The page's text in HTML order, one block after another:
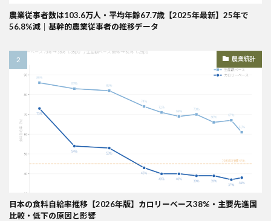
農業従事者数は103.6万人・平均年齢67.7歳【2025年最新】25年で
56.8%減｜基幹的農業従事者の推移データ
農業統計
日本の食料自給率推移【2026年版】カロリーベース38%・主要先進国
比較・低下の原因と影響